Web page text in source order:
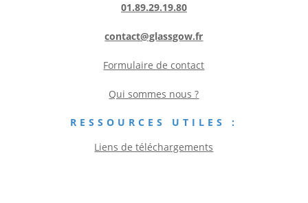
01.89.29.19.80
contact@glassgow.fr
Formulaire de contact
Qui sommes nous ?
RESSOURCES UTILES :
Liens de téléchargements